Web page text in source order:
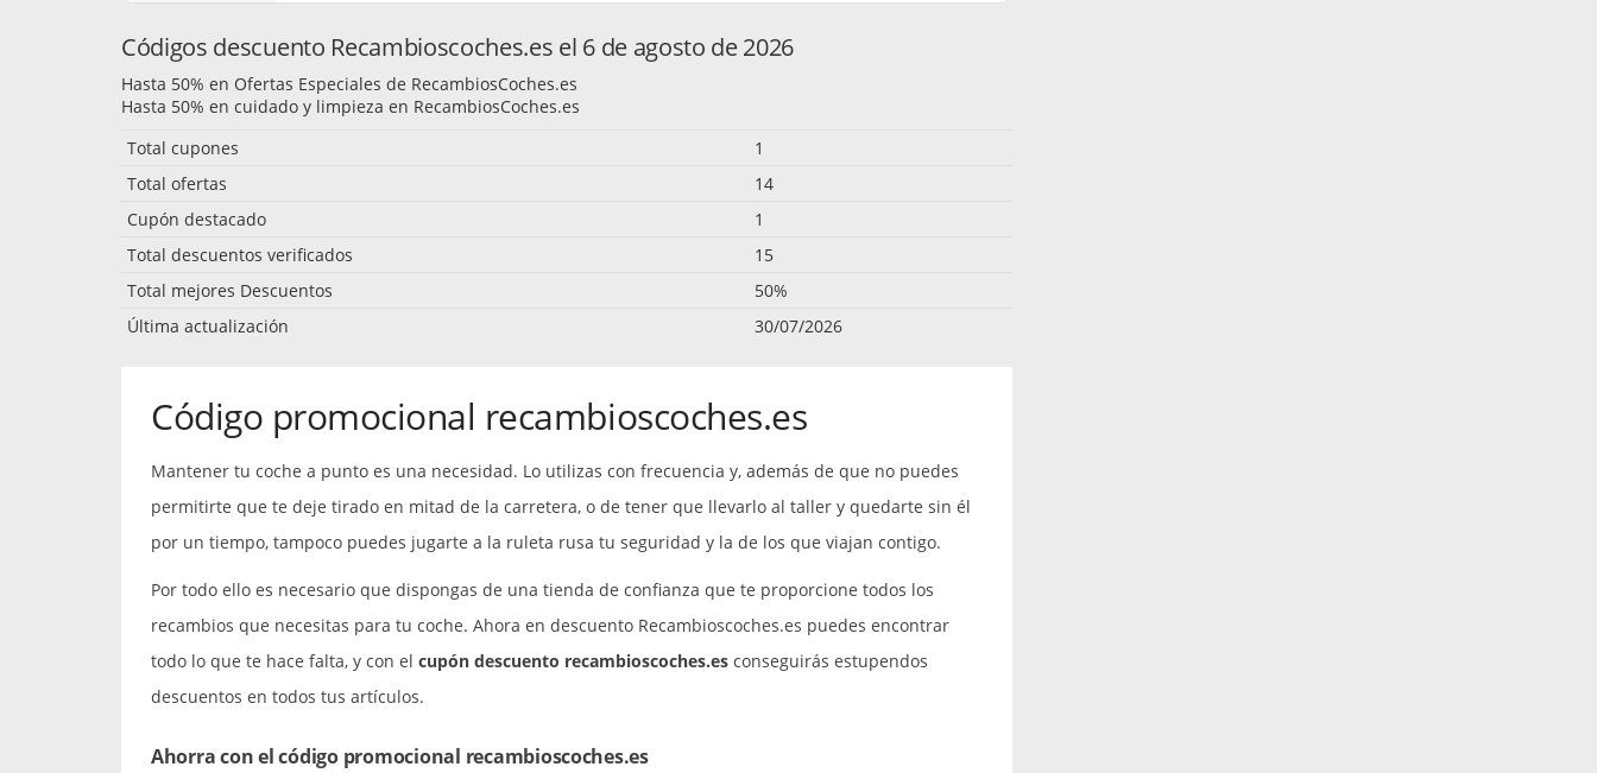
Códigos descuento Recambioscoches.es el 6 de agosto de 2026
Hasta 50% en Ofertas Especiales de RecambiosCoches.es
Hasta 50% en cuidado y limpieza en RecambiosCoches.es
Total cupones
1
Total ofertas
14
Cupón destacado
1
Total descuentos verificados
15
Total mejores Descuentos
50%
Última actualización
30/07/2026
Código promocional recambioscoches.es
Mantener tu coche a punto es una necesidad. Lo utilizas con frecuencia y, además de que no puedes
permitirte que te deje tirado en mitad de la carretera, o de tener que llevarlo al taller y quedarte sin él
por un tiempo, tampoco puedes jugarte a la ruleta rusa tu seguridad y la de los que viajan contigo.
Por todo ello es necesario que dispongas de una tienda de confianza que te proporcione todos los
recambios que necesitas para tu coche. Ahora en descuento Recambioscoches.es puedes encontrar
todo lo que te hace falta, y con el cupón descuento recambioscoches.es conseguirás estupendos
descuentos en todos tus artículos.
Ahorra con el código promocional recambioscoches.es